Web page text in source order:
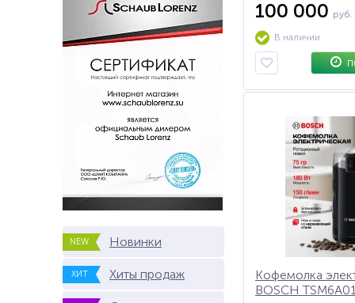
NEW Новинки
ХИТ Хиты продаж
100 000 руб.
В наличии
Кофемолка
BOSCH